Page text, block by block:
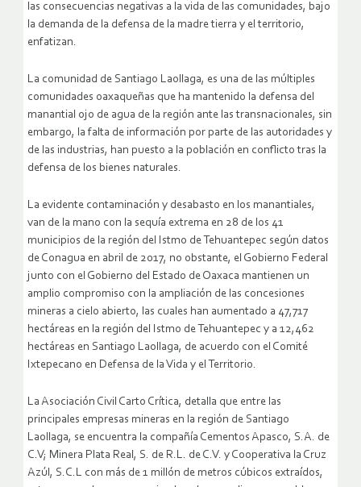
las consecuencias negativas a la vida de las comunidades, bajo
la demanda de la defensa de la madre tierra y el territorio,
enfatizan.
La comunidad de Santiago Laollaga, es una de las múltiples
comunidades oaxaqueñas que ha mantenido la defensa del
manantial ojo de agua de la región ante las transnacionales, sin
embargo, la falta de información por parte de las autoridades y
de las industrias, han puesto a la población en conflicto tras la
defensa de los bienes naturales.
La evidente contaminación y desabasto en los manantiales,
van de la mano con la sequía extrema en 28 de los 41
municipios de la región del Istmo de Tehuantepec según datos
de Conagua en abril de 2017, no obstante, el Gobierno Federal
junto con el Gobierno del Estado de Oaxaca mantienen un
amplio compromiso con la ampliación de las concesiones
mineras a cielo abierto, las cuales han aumentado a 47,717
hectáreas en la región del Istmo de Tehuantepec y a 12,462
hectáreas en Santiago Laollaga, de acuerdo con el Comité
Ixtepecano en Defensa de la Vida y el Territorio.
La Asociación Civil Carto Crítica, detalla que entre las
principales empresas mineras en la región de Santiago
Laollaga, se encuentra la compañía Cementos Apasco, S.A. de
C.V; Minera Plata Real, S. de R.L. de C.V. y Cooperativa la Cruz
Azúl, S.C.L con más de 1 millón de metros cúbicos extraídos,